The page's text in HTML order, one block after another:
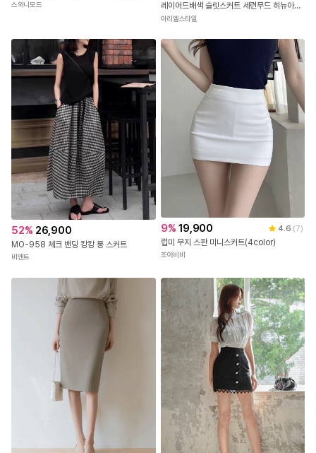
스와니모드 레이어드배색 슬릿스커트 세련무드 히뉴아스커트
아리엘스타일
52% 26,900
MO-958 체크 밴딩 캉캉 롱 스커트
비엔트
9% 19,900 4.6 (7)
럽미 무지 스판 미니스커트(4color)
조이비비